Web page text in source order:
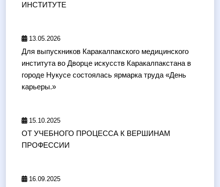
ИНСТИТУТЕ
13.05.2026
Для выпускников Каракалпакского медицинского
института во Дворце искусств Каракалпакстана в
городе Нукусе состоялась ярмарка труда «День
карьеры.»
15.10.2025
ОТ УЧЕБНОГО ПРОЦЕССА К ВЕРШИНАМ
ПРОФЕССИИ
16.09.2025